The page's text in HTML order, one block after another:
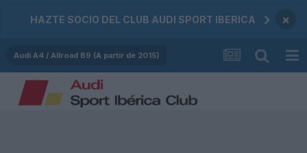
HAZTE SOCIO DEL CLUB AUDI SPORT IBERICA ×
Audi A4 / Allroad B9 (A partir de 2015)